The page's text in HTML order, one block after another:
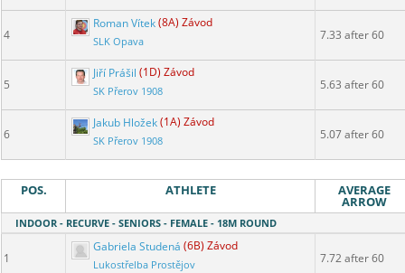
4
Roman Vítek(8A) Závod
SLK Opava 7.33 after 60
5
Jiří Prášil (1D) Závod
SK Přerov 1908 5.63 after 60
6
Jakub Hložek(1A) Závod
SK Přerov 1908 5.07 after 60
POS. ATHLETE AVERAGE
ARROW
INDOOR - RECURVE - SENIORS - FEMALE - 18M ROUND
1
Gabriela Studená (6B) Závod
Lukostřelba Prostějov 7.72 after 60